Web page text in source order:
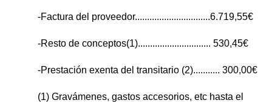
-Factura del proveedor...............................6.719,55€
-Resto de conceptos(1).............................. 530,45€
-Prestación exenta del transitario (2)........... 300,00€
(1) Gravámenes, gastos accesorios, etc hasta el